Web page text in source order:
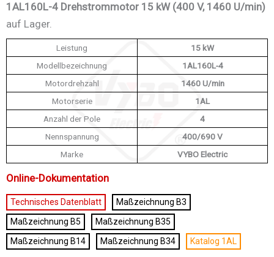
1AL160L-4 Drehstrommotor 15 kW (400 V, 1460 U/min)
auf Lager.
Leistung
15 kW
Modellbezeichnung
1AL160L-4
Motordrehzahl
1460 U/min
Motorserie
1AL
Anzahl der Pole
4
Nennspannung
400/690 V
Marke
VYBO Electric
Online-Dokumentation
Technisches Datenblatt
Maßzeichnung B3
Maßzeichnung B5
Maßzeichnung B35
Maßzeichnung B14
Maßzeichnung B34 Katalog 1AL